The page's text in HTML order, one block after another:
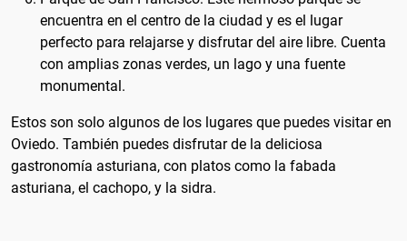
encuentra en el centro de la ciudad y es el lugar
perfecto para relajarse y disfrutar del aire libre. Cuenta
con amplias zonas verdes, un lago y una fuente
monumental.
Estos son solo algunos de los lugares que puedes visitar en
Oviedo. También puedes disfrutar de la deliciosa
gastronomía asturiana, con platos como la fabada
asturiana, el cachopo, y la sidra.